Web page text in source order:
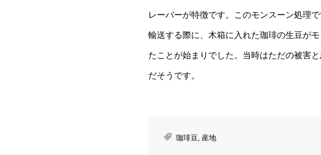
レーバーが特徴です。このモンスーン処理
輸送する際に、木箱に入れた珈琲の生豆が
たことが始まりでした。当時はただの被害
だそうです。
珈琲豆 産地